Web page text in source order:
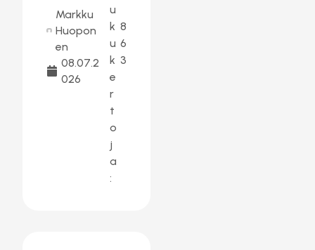
Markku
Huopon
en
08.07.2
026
u
k
u
k
e
r
t
o
j
a
:
8
6
3